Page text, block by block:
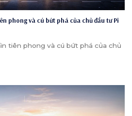
phong và cú bứt phá của chủ đầu tư Pi
tiên phong và cú bứt phá của chủ